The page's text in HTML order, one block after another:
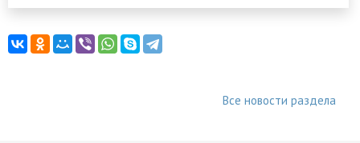
Все новости раздела